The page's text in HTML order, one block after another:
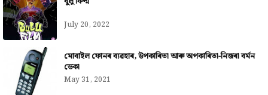
July 20, 2022
মোবাইল ফোনৰ ব্যৱহাৰ, উপকাৰিতা আৰু অপকাৰিতা-নিজৰা বৰ্মন
ডেকা
May 31, 2021